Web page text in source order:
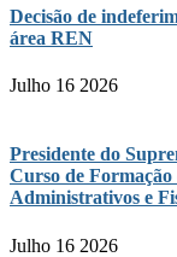
Decisão de
área REN
Julho 16 2026
Presidente do
Curso de
Administrativos e
Julho 16 2026